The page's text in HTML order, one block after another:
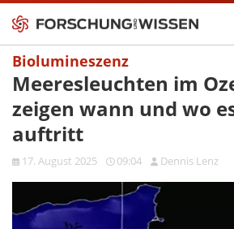
Biolumineszenz
Meeresleuchten im
zeigen wann und wo
auftritt
17. August 2025 09:04 Dennis Lenz